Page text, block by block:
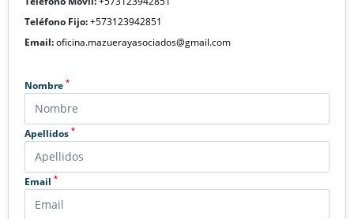
Teléfono Fijo:+573123942851
Email:oficina.mazuerayasociados@gmail.com
Nombre *
Apellidos *
Email *